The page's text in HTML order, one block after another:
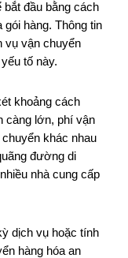
đầu bằng cách
hàng. Thông tin
vụ vận chuyển
tố này.
khoảng cách
càng lớn, phí vận
khác nhau
đường di
nhà cung cấp
dịch vụ hoặc tính
hàng hóa an